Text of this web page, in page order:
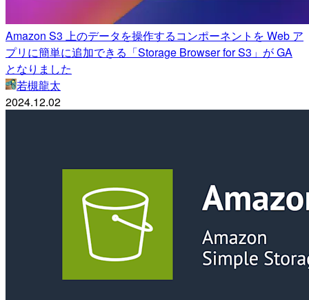
Amazon S3 上のデータを操作するコンポーネントを Web ア
プリに簡単に追加できる「Storage Browser for S3」が GA
となりました
若槻龍太
2024.12.02